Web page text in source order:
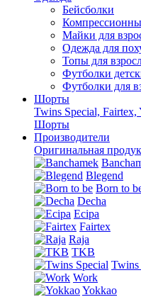
Бейсболки
Майки для
Одежда для
Топы для
Футболки
Футболки для
Шорты
Twins Special, Fairtex,
Шорты
Производители
Оригинальная
Blegend
Born to
Decha
Ecipa
Fairtex
Raja
TKB
Twins
Work
Yokkao